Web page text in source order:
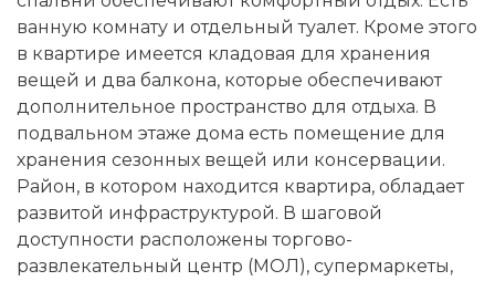
ванную комнату и отдельный туалет. Кроме этого
в квартире имеется кладовая для хранения
вещей и два балкона, которые обеспечивают
дополнительное пространство для отдыха. В
подвальном этаже дома есть помещение для
хранения сезонных вещей или консервации.
Район, в котором находится квартира, обладает
развитой инфраструктурой. В шаговой
доступности расположены торгово-
развлекательный центр (МОЛ), супермаркеты,